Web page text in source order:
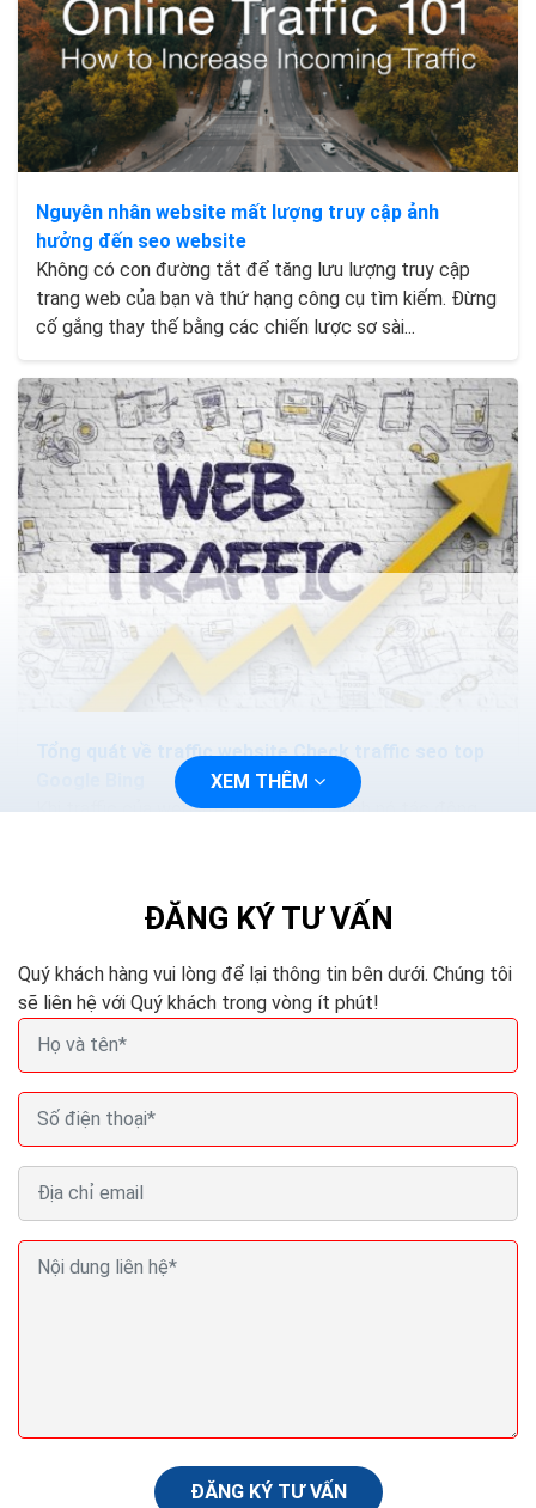
Nguyên nhân website mất lượng truy cập ảnh
hưởng đến seo website
Không có con đường tắt để tăng lưu lượng truy cập
trang web của bạn và thứ hạng công cụ tìm kiếm. Đừng
cố gắng thay thế bằng các chiến lược sơ sài...
Tổng quát về traffic website Check traffic seo top
Khi traffic của website đủ lớn và ổn định nó tác động
khóa để lên top tìm kiếm 1 cách dễ dàng.
XEM THÊM
ĐĂNG KÝ TƯ VẤN
Quý khách hàng vui lòng để lại thông tin bên dưới. Chúng tôi
sẽ liên hệ với Quý khách trong vòng ít phút!
ĐĂNG KÝ TƯ VẤN